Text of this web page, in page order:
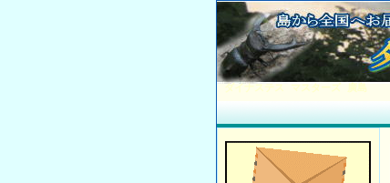
ダイナステス マスターズ 廣島